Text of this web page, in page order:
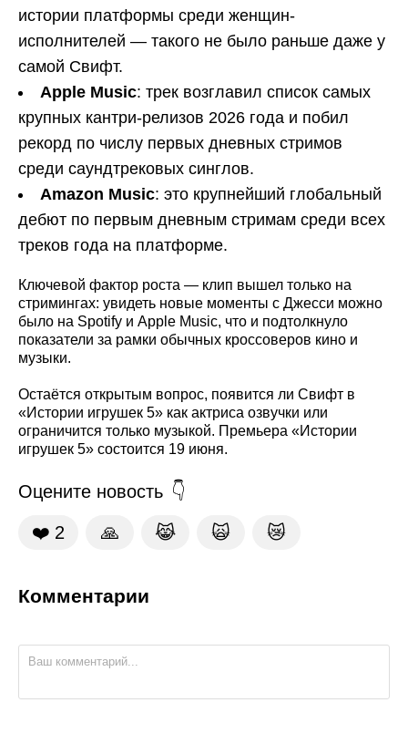
истории платформы среди женщин-
исполнителей — такого не было раньше даже у
самой Свифт.
Apple Music: трек возглавил список самых
крупных кантри-релизов 2026 года и побил
рекорд по числу первых дневных стримов
среди саундтрековых синглов.
Amazon Music: это крупнейший глобальный
дебют по первым дневным стримам среди всех
треков года на платформе.
Ключевой фактор роста — клип вышел только на
стримингах: увидеть новые моменты с Джесси можно
было на Spotify и Apple Music, что и подтолкнуло
показатели за рамки обычных кроссоверов кино и
музыки.
Остаётся открытым вопрос, появится ли Свифт в
«Истории игрушек 5» как актриса озвучки или
ограничится только музыкой. Премьера «Истории
игрушек 5» состоится 19 июня.
Оцените новость
❤️ 2 🙏 😹 🙀 😿
Комментарии